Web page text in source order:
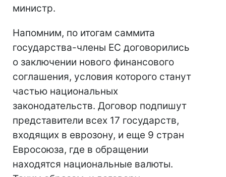
министр.
Напомним, по итогам саммита
государства-члены ЕС договорились
о заключении нового финансового
соглашения, условия которого станут
частью национальных
законодательств. Договор подпишут
представители всех 17 государств,
входящих в еврозону, и еще 9 стран
Евросоюза, где в обращении
находятся национальные валюты.